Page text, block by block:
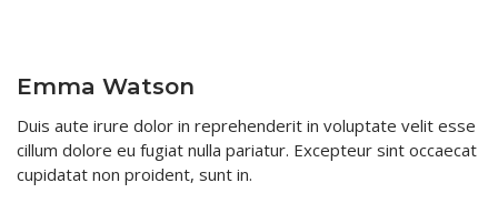
Emma Watson
Duis aute irure dolor in reprehenderit in voluptate velit esse
cillum dolore eu fugiat nulla pariatur. Excepteur sint occaecat
cupidatat non proident, sunt in.​